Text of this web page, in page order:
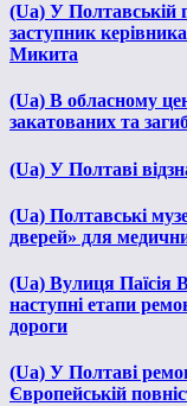
(Ua) У Полтавській
заступник
Микита
(Ua) В обласному
закатованих та
(Ua) У Полтаві
(Ua) Полтавські
дверей» для
(Ua) Вулиця Паїсія
наступні етапи
дороги
(Ua) У Полтаві
Європейській